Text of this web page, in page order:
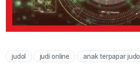
judol judi online anak terpapar judol